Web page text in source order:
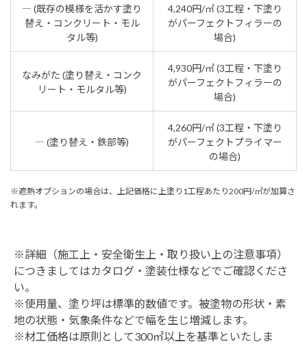
― (既存の模様を活かす塗り
替え・コンクリート・モル
タル等)
4,240円/㎡ (3工程・下塗り
がパーフェクトフィラーの
場合)
なみがた (塗り替え・コンク
リート・モルタル等)
4,930円/㎡ (3工程・下塗り
がパーフェクトフィラーの
場合)
― (塗り替え・鉄部等)
4,260円/㎡ (3工程・下塗り
がパーフェクトプライマー
の場合)
※遮熱オプションの場合は、上記価格に上塗り1工程あたり200円/㎡が加算さ
れます。
※詳細（施工上・安全衛生上・取り扱い上の注意事項）
につきましてはカタログ・塗装仕様などでご確認くださ
い。
※使用量、塗り坪は標準的数値です。被塗物の形状・素
地の状態・気象条件などで幅を生じ増減します。
※材工価格は原則として300㎡以上を基準といたしま